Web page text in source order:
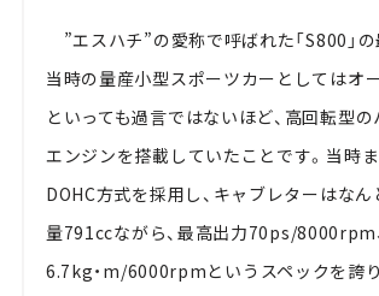
”エスハチ”の愛称で呼ばれた「S800」の
当時の量産小型スポーツカーとしてはオ
といっても過言ではないほど、高回転型
エンジンを搭載していたことです。当時
DOHC方式を採用し、キャブレターはな
量791ccながら、最高出力70ps/8000rpm
6.7kg・m/6000rpmというスペックを誇